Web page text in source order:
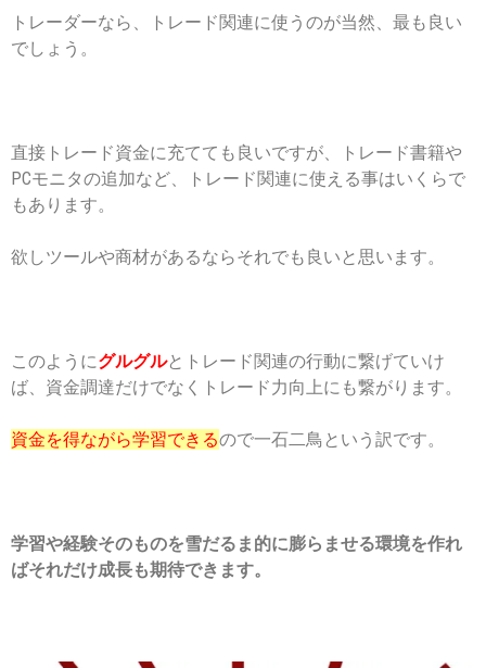
トレーダーなら、トレード関連に使うのが当然、最も良い
でしょう。
直接トレード資金に充てても良いですが、トレード書籍や
PCモニタの追加など、トレード関連に使える事はいくらで
もあります。
欲しツールや商材があるならそれでも良いと思います。
このようにグルグルとトレード関連の行動に繋げていけ
ば、資金調達だけでなくトレード力向上にも繋がります。
資金を得ながら学習できるので一石二鳥という訳です。
学習や経験そのものを雪だるま的に膨らませる環境を作れ
ばそれだけ成長も期待できます。